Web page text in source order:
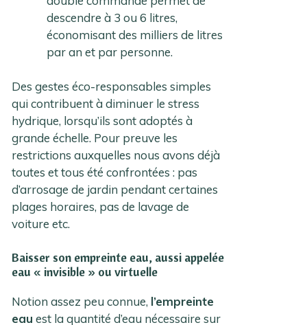
descendre à 3 ou 6 litres,
économisant des milliers de litres
par an et par personne.
Des gestes éco-responsables simples
qui contribuent à diminuer le stress
hydrique, lorsqu’ils sont adoptés à
grande échelle. Pour preuve les
restrictions auxquelles nous avons déjà
toutes et tous été confrontées : pas
d’arrosage de jardin pendant certaines
plages horaires, pas de lavage de
voiture etc.
Baisser son empreinte eau, aussi appelée
eau « invisible » ou virtuelle
Notion assez peu connue, l’empreinte
eau est la quantité d’eau nécessaire sur